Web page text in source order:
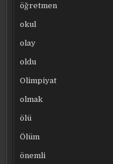
öğretmen
okul
olay
oldu
Olimpiyat
olmak
ölü
Ölüm
önemli